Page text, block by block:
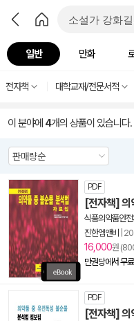
일반 만화
전자책 대학교재/전문서적
이 분야에 4개의 상품이 있습니다.
PDF
[전자책] 의
식품의약품안
진한엠앤비
16,000원
만권당에서 무
PDF
[전자책] 의